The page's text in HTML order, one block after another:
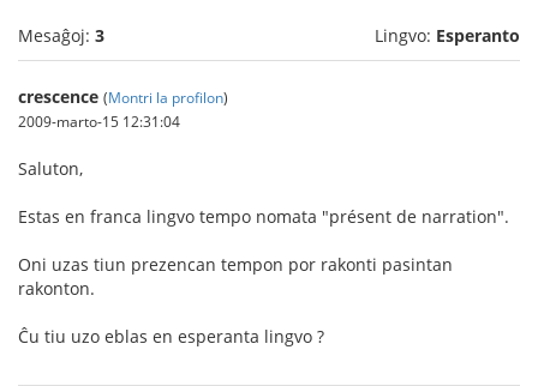
Mesaĝoj: 3 Lingvo: Esperanto
crescence (Montri la profilon)
2009-marto-15 12:31:04
Saluton,
Estas en franca lingvo tempo nomata "présent de narration".
Oni uzas tiun prezencan tempon por rakonti pasintan
rakonton.
Ĉu tiu uzo eblas en esperanta lingvo ?